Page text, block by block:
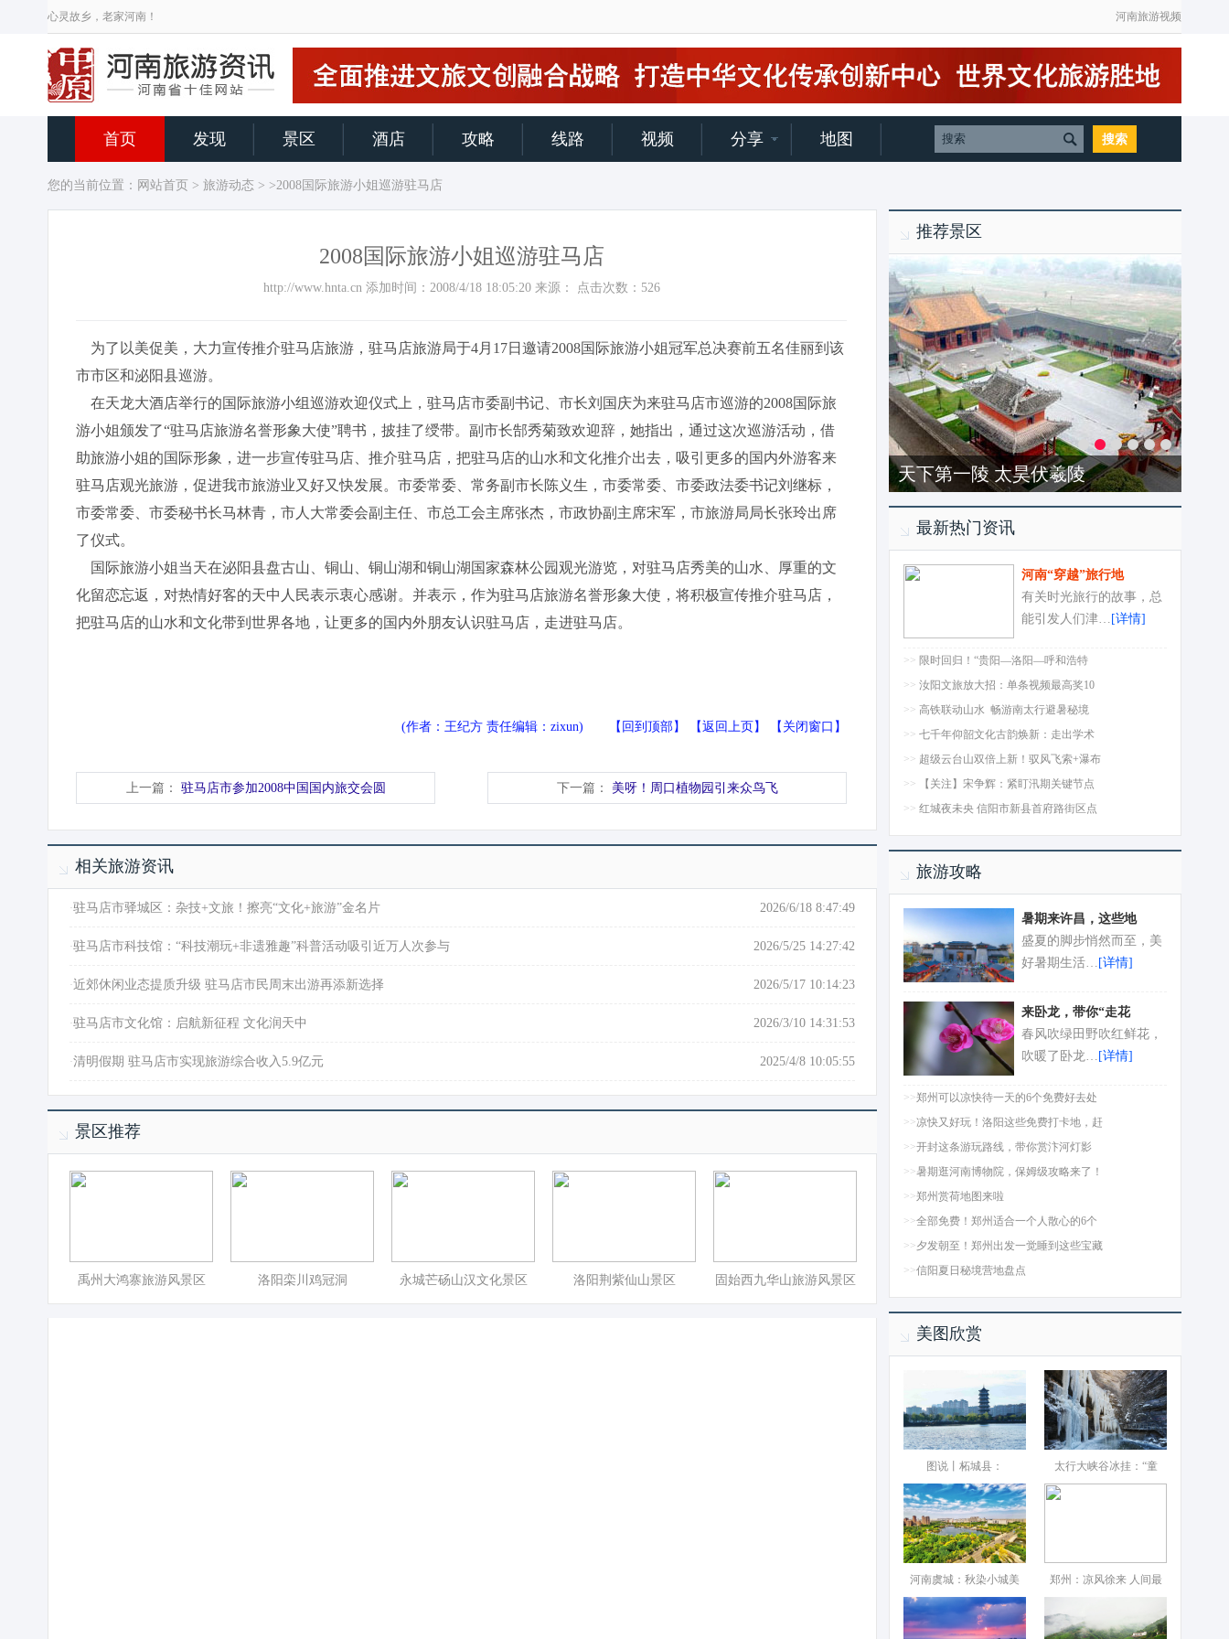
心灵故乡，老家河南！ 河南旅游视频
首页 发现 景区 酒店 攻略 线路 视频 分享 地图
您的当前位置： 网站首页 > 旅游动态 > >2008国际旅游小姐巡游驻马店
2008国际旅游小姐巡游驻马店
http://www.hnta.cn 添加时间：2008/4/18 18:05:20 来源： 点击次数： 526
为了以美促美，大力宣传推介驻马店旅游，驻马店旅游局于4月17日邀请2008国际旅游小姐冠军总决赛前五名佳丽到该
市市区和泌阳县巡游。
在天龙大酒店举行的国际旅游小组巡游欢迎仪式上，驻马店市委副书记、市长刘国庆为来驻马店市巡游的2008国际旅
游小姐颁发了“驻马店旅游名誉形象大使”聘书，披挂了绶带。副市长郜秀菊致欢迎辞，她指出，通过这次巡游活动，借
助旅游小姐的国际形象，进一步宣传驻马店、推介驻马店，把驻马店的山水和文化推介出去，吸引更多的国内外游客来
驻马店观光旅游，促进我市旅游业又好又快发展。市委常委、常务副市长陈义生，市委常委、市委政法委书记刘继标，
市委常委、市委秘书长马林青，市人大常委会副主任、市总工会主席张杰，市政协副主席宋军，市旅游局局长张玲出席
了仪式。
国际旅游小姐当天在泌阳县盘古山、铜山、铜山湖和铜山湖国家森林公园观光游览，对驻马店秀美的山水、厚重的文
化留恋忘返，对热情好客的天中人民表示衷心感谢。并表示，作为驻马店旅游名誉形象大使，将积极宣传推介驻马店，
把驻马店的山水和文化带到世界各地，让更多的国内外朋友认识驻马店，走进驻马店。
(作者：王纪方 责任编辑：zixun) 【 回到顶部】 【返回上页 】 【 关闭窗口 】
上一篇： 驻马店市参加2008中国国内旅交会圆 下一篇： 美呀！周口植物园引来众鸟飞
相关旅游资讯
2026/6/18 8:47:49
·驻马店市驿城区：杂技+文旅！擦亮“文化+旅游”金名片
2026/5/25 14:27:42
·驻马店市科技馆：“科技潮玩+非遗雅趣”科普活动吸引近万人次参与
2026/5/17 10:14:23
·近郊休闲业态提质升级 驻马店市民周末出游再添新选择
2026/3/10 14:31:53
·驻马店市文化馆：启航新征程 文化润天中
2025/4/8 10:05:55
·清明假期 驻马店市实现旅游综合收入5.9亿元
景区推荐
禹州大鸿寨旅游风景区 洛阳栾川鸡冠洞 永城芒砀山汉文化景区 洛阳荆紫仙山景区 固始西九华山旅游风景区
推荐景区
天下第一陵 太昊伏羲陵
最新热门资讯
河南“穿越”旅行地
有关时光旅行的故事，总
能引发人们津… [详情]
>> 限时回归！“贵阳—洛阳—呼和浩特
>> 汝阳文旅放大招：单条视频最高奖10
>> 高铁联动山水 畅游南太行避暑秘境
>> 七千年仰韶文化古韵焕新：走出学术
>> 超级云台山双倍上新！驭风飞索+瀑布
>>
【关注】宋争辉：紧盯汛期关键节点
>> 红城夜未央 信阳市新县首府路街区点
旅游攻略
暑期来许昌，这些地
盛夏的脚步悄然而至，美
好暑期生活… [详情]
来卧龙，带你“走花
春风吹绿田野吹红鲜花，
吹暖了卧龙… [详情]
>>郑州可以凉快待一天的6个免费好去处
>>凉快又好玩！洛阳这些免费打卡地，赶
>>开封这条游玩路线，带你赏汴河灯影
>>暑期逛河南博物院，保姆级攻略来了！
>>郑州赏荷地图来啦
>>全部免费！郑州适合一个人散心的6个
>>夕发朝至！郑州出发一觉睡到这些宝藏
>>信阳夏日秘境营地盘点
美图欣赏
图说丨柘城县：‌ 太行大峡谷冰挂：“童
河南虞城：秋染小城美 郑州：凉风徐来 人间最